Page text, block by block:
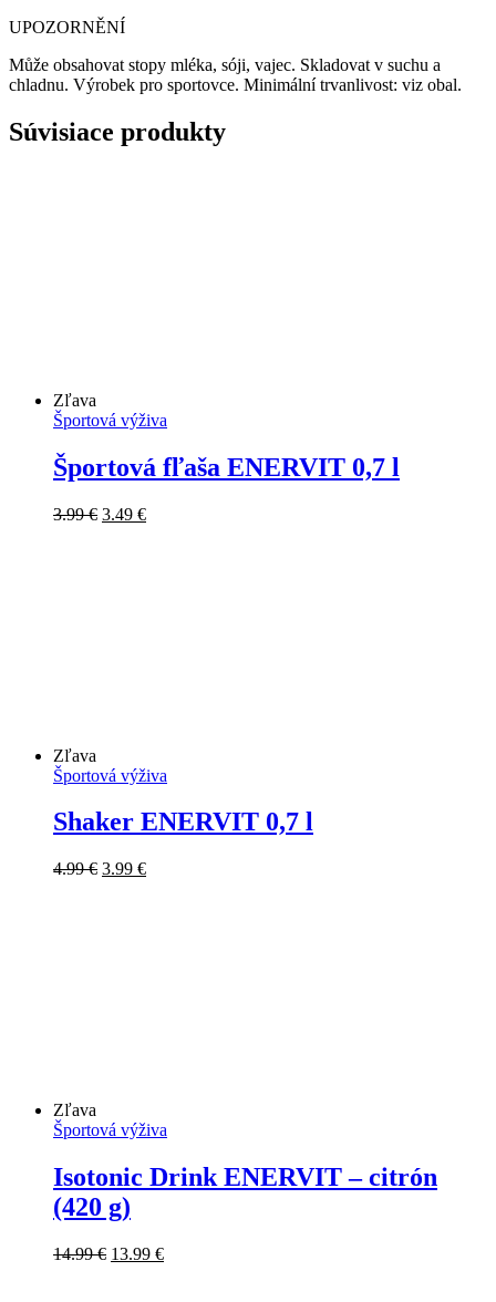
UPOZORNĚNÍ
Může obsahovat stopy mléka, sóji, vajec. Skladovat v suchu a
chladnu. Výrobek pro sportovce. Minimální trvanlivost: viz obal.
Súvisiace produkty
Zľava
Športová výživa
Športová fľaša ENERVIT 0,7 l
3.99€ Pôvodná
3.49 €Aktuálna
Zľava
Športová výživa
Shaker ENERVIT 0,7 l
4.99€ Pôvodná
3.99 €Aktuálna
Zľava
Športová výživa
Isotonic Drink ENERVIT – citrón
(420 g)
14.99€ Pôvodná
13.99 €Aktuálna